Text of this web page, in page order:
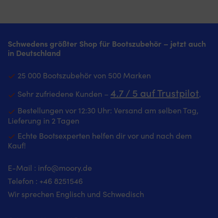
Schwedens größter Shop für Bootszubehör – jetzt auch
in Deutschland
25 000 Bootszubehör von 500 Marken
Sehr zufriedene Kunden – 4.7 / 5 auf Trustpilot‚
Bestellungen vor 12:30 Uhr: Versand am selben Tag,
Lieferung in 2 Tagen
Echte Bootsexperten helfen dir vor und nach dem
Kauf!
E-Mail : info@moory.de
Telefon : +46 8251546
Wir sprechen Englisch und Schwedisch